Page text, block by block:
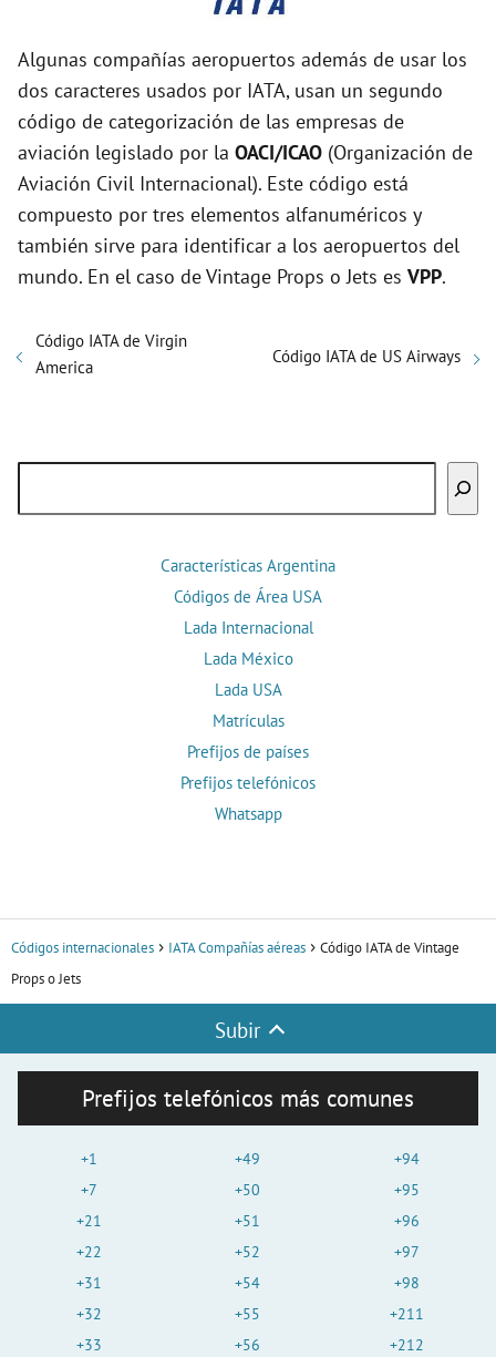
Algunas compañías aeropuertos además de usar los
dos caracteres usados por IATA, usan un segundo
código de categorización de las empresas de
aviación legislado por la OACI/ICAO (Organización de
Aviación Civil Internacional). Este código está
compuesto por tres elementos alfanuméricos y
también sirve para identificar a los aeropuertos del
mundo. En el caso de Vintage Props o Jets es VPP.
Código IATA de Virgin
America
Código IATA de US Airways
Características Argentina
Códigos de Área USA
Lada Internacional
Lada México
Lada USA
Matrículas
Prefijos de países
Prefijos telefónicos
Whatsapp
Códigos internacionales IATA Compañías aéreas
Código IATA de Vintage
Props o Jets
Subir
Prefijos telefónicos más comunes
+1
+7
+21
+22
+31
+32
+33
+49
+50
+51
+52
+54
+55
+56
+94
+95
+96
+97
+98
+211
+212